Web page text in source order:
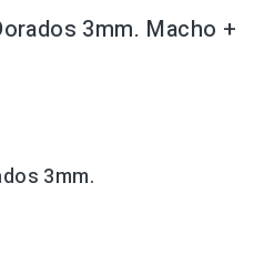
3mm. Macho +
3mm.